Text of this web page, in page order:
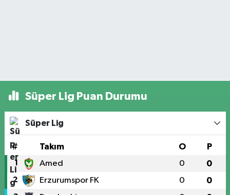
Süper Lig Puan Durumu
Süper Lig
# Takım O P
1 Amed 0 0
2 Erzurumspor FK 0 0